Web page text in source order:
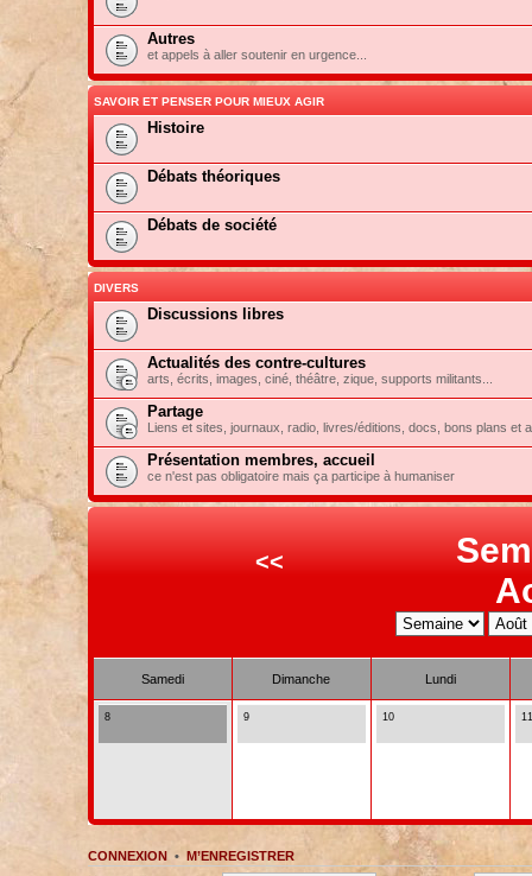
Autres
et appels à aller soutenir en urgence...
SAVOIR ET PENSER POUR MIEUX AGIR
Histoire
Débats théoriques
Débats de société
DIVERS
Discussions libres
Actualités des contre-cultures
arts, écrits, images, ciné, théâtre, zique, supports militants...
Partage
Liens et sites, journaux, radio, livres/éditions, docs, bons plans et
Présentation membres, accueil
ce n'est pas obligatoire mais ça participe à humaniser
<<
Samedi Dimanche Lundi
8 9 10 11
CONNEXION• M’ENREGISTRER